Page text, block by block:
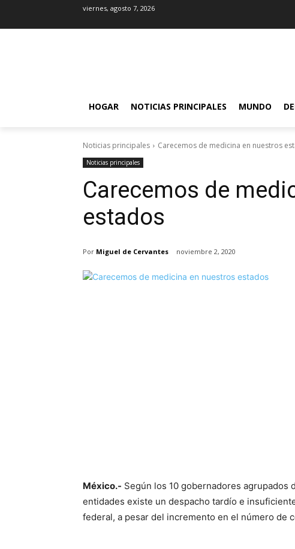
viernes, agosto 7, 2026
HOGAR NOTICIAS PRINCIPALES MUNDO
Noticias principales Carecemos de medicina en nuestros
Noticias principales
Carecemos de
estados
Por Miguel de Cervantes noviembre 2, 2020
México.- Según los 10 gobernadores agrupados
entidades existe un despacho tardío e
federal, a pesar del incremento en el número de